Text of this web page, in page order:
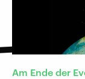
Am Ende der